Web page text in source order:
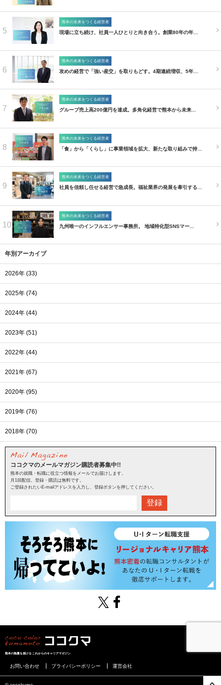
5
熊本の未来をつくる経営者
現場に立ち続け、社員一人ひとりと向き合う。創業80年の年…
6
熊本の未来をつくる経営者
攻めの経営で「強い産交」を取りもどす。4期連続増収、5年…
7
熊本の未来をつくる経営者
グループ売上高200億円を達成。多角化経営で熊本から未来…
8
熊本の未来をつくる経営者
「食」から「くらし」に事業領域を拡大、新たな取り組みで持…
9
熊本の未来をつくる経営者
社員を信頼し任せる経営で急成長。福祉業界の発展を牽引する…
10
熊本の未来をつくる経営者
九州唯一のインフルエンサー事務所。 地域特化型SNSマー…
年別アーカイブ
2026年 (33)
2025年 (74)
2024年 (44)
2023年 (51)
2022年 (44)
2021年 (67)
2020年 (95)
2019年 (76)
2018年 (70)
ココクマのメールマガジン購読者募集中!!
熊本の就職・転職に役立つ情報をメールでお届けします。
月1回配信。登録・購読は無料です。
ご登録されたいE-mailアドレスを入力し、登録ボタンを押してください。
登録
熊本の熱量を届けるこれからのキャリアマガジン
お問い合わせ プライバシーポリシー 運営会社